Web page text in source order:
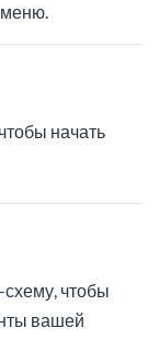
меню.
начать
чтобы
вашей